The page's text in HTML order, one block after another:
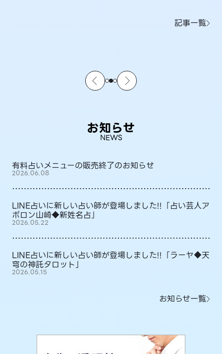
記事一覧
お知らせ
NEWS
有料占いメニューの販売終了のお知らせ
2026.06.08
LINE占いに新しい占い師が登場しました!!「占い芸人ア
ポロン山崎◆新姓名占」
2026.05.22
LINE占いに新しい占い師が登場しました!!「ラーヤ◆天
穹の神託タロット」
2026.05.15
お知らせ一覧